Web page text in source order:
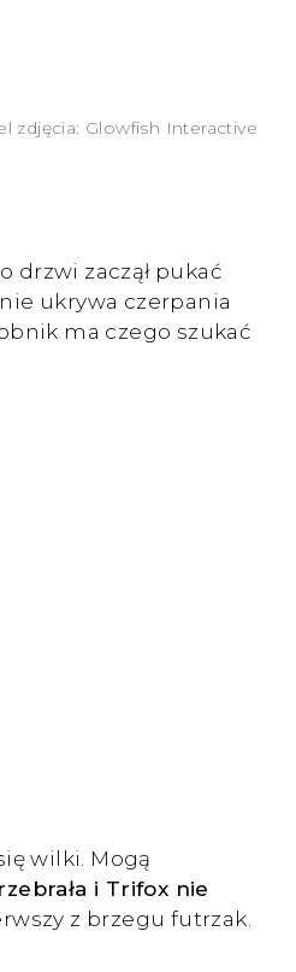
zdjęcia: Glowfish Interactive
drzwi zaczął pukać
ukrywa czerpania
ma czego szukać
wilki. Mogą
i Trifox nie
z brzegu futrzak.